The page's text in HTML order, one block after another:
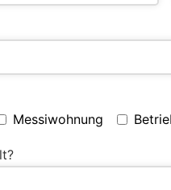
Messiwohnung